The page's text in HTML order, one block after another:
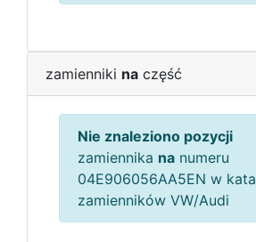
zamienniki na część
Nie znaleziono pozycji
zamiennika na numeru
04E906056AA5EN w
zamienników VW/Audi